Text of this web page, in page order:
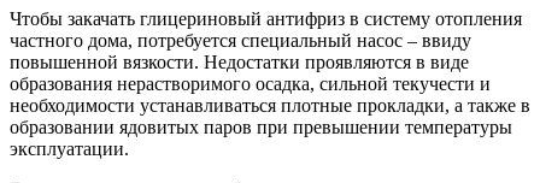
Чтобы закачать глицериновый антифриз в систему отопления
частного дома, потребуется специальный насос – ввиду
повышенной вязкости. Недостатки проявляются в виде
образования нерастворимого осадка, сильной текучести и
необходимости устанавливаться плотные прокладки, а также в
образовании ядовитых паров при превышении температуры
эксплуатации.